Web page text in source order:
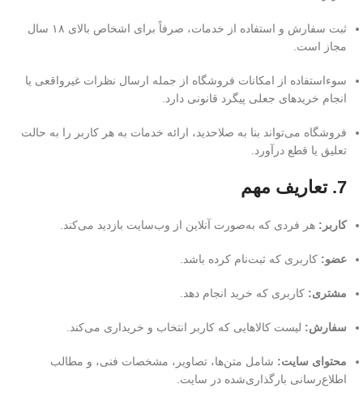
ثبت سفارش و استفاده از خدمات، صرفاً برای اشخاص بالای ۱۸ سال
مجاز است.
سوءاستفاده از امکانات فروشگاه از جمله ارسال نظرات غیرواقعی یا
انجام خریدهای جعلی پیگرد قانونی دارد.
فروشگاه می‌تواند بنا به صلاحدید، ارائه خدمات به هر کاربر را به حالت
تعلیق یا قطع درآورد.
7. تعاریف مهم
کاربر: هر فردی که به‌صورت آنلاین از وب‌سایت بازدید می‌کند.
عضو: کاربری که ثبت‌نام کرده باشد.
مشتری: کاربری که خرید انجام دهد.
سفارش: لیست کالاهایی که کاربر انتخاب و خریداری می‌کند.
محتوای سایت: شامل متن‌ها، تصاویر، مشخصات فنی، و مطالب
اطلاع‌رسانی بارگذاری‌شده در سایت.